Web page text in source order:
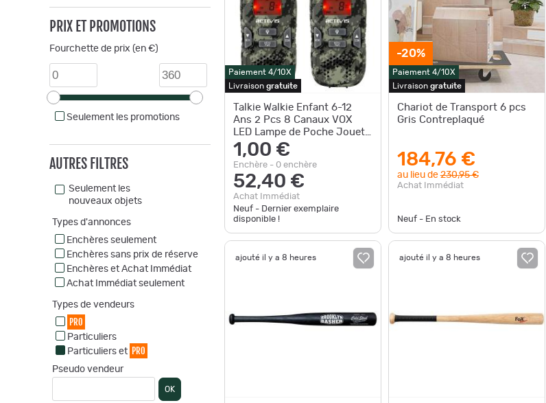
PRIX ET PROMOTIONS
Fourchette de prix (en €)
Seulement les promotions
AUTRES FILTRES
Seulement les
nouveaux objets
Types d'annonces
Enchères seulement
Enchères sans prix de réserve
Enchères et Achat Immédiat
Achat Immédiat seulement
Types de vendeurs
PRO
Particuliers
Particuliers et PRO
Pseudo vendeur
OK
Paiement 4/10X
Livraison gratuite
Talkie Walkie Enfant 6-12
Ans 2 Pcs 8 Canaux VOX
LED Lampe de Poche Jouet
Jeu Aventure Extérieur
1,00 €
Enchère - 0 enchère
52,40 €
Achat Immédiat
Neuf - Dernier exemplaire
disponible !
-20%
Paiement 4/10X
Livraison gratuite
Chariot de Transport 6 pcs
Gris Contreplaqué
184,76 €
au lieu de230,95 €
Achat Immédiat
Neuf - En stock
ajouté il y a 8 heures ajouté il y a 8 heures